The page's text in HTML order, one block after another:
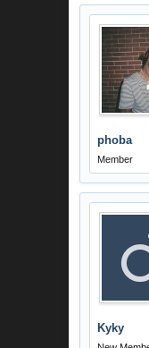
phoba
Member
Kyky